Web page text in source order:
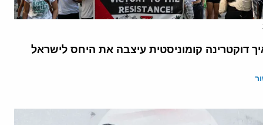
דוקטרינה קומוניסטית עיצבה את היחס לישראל